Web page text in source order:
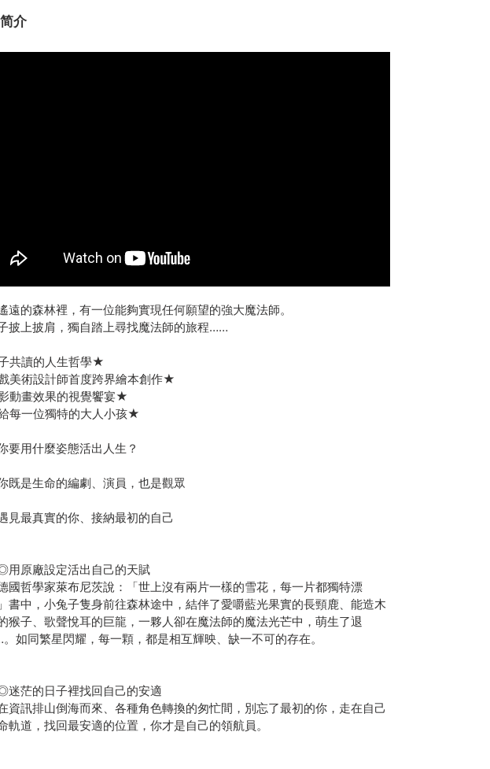
介
遠的森林裡，有一位能夠實現任何願望的強大魔法師。
披上披肩，獨自踏上尋找魔法師的旅程……
共讀的人生哲學★
美術設計師首度跨界繪本創作★
動畫效果的視覺饗宴★
每一位獨特的大人小孩★
用什麼姿態活出人生？
是生命的編劇、演員，也是觀眾
最真實的你、接納最初的自己
廠設定活出自己的天賦
哲學家萊布尼茨說：「世上沒有兩片一樣的雪花，每一片都獨特漂
書中，小兔子隻身前往森林途中，結伴了愛嚼藍光果實的長頸鹿、能造木
猴子、歌聲悅耳的巨龍，一夥人卻在魔法師的魔法光芒中，萌生了退
如同繁星閃耀，每一顆，都是相互輝映、缺一不可的存在。
的日子裡找回自己的安適
訊排山倒海而來、各種角色轉換的匆忙間，別忘了最初的你，走在自己
軌道，找回最安適的位置，你才是自己的領航員。